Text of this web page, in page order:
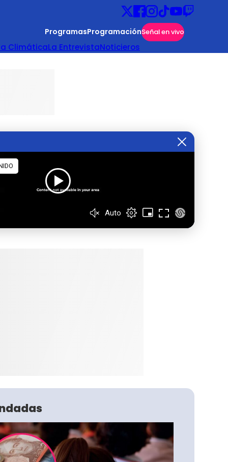
ProgramasProgramaciónSeñal en vivo
ClimáticaLa EntrevistaNoticieros